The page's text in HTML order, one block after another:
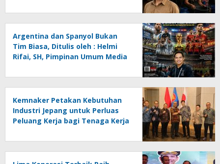
Ancaman Lingkungan, Oleh :
Helmi Rifai, SH
Argentina dan Spanyol Bukan
Tim Biasa, Ditulis oleh : Helmi
Rifai, SH, Pimpinan Umum Media
Kemnaker Petakan Kebutuhan
Industri Jepang untuk Perluas
Peluang Kerja bagi Tenaga Kerja